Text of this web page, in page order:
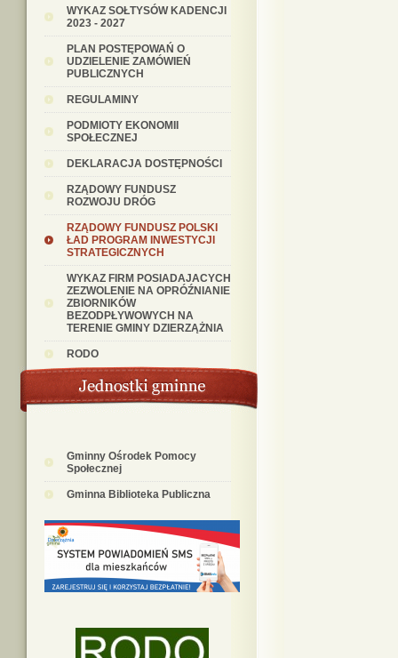
WYKAZ SOŁTYSÓW KADENCJI
2023 - 2027
PLAN POSTĘPOWAŃ O
UDZIELENIE ZAMÓWIEŃ
PUBLICZNYCH
REGULAMINY
PODMIOTY EKONOMII
SPOŁECZNEJ
DEKLARACJA DOSTĘPNOŚCI
RZĄDOWY FUNDUSZ
ROZWOJU DRÓG
RZĄDOWY FUNDUSZ POLSKI
ŁAD PROGRAM INWESTYCJI
STRATEGICZNYCH
WYKAZ FIRM POSIADAJACYCH
ZEZWOLENIE NA OPRÓŹNIANIE
ZBIORNIKÓW
BEZODPŁYWOWYCH NA
TERENIE GMINY DZIERZĄŻNIA
RODO
Gminny Ośrodek Pomocy
Społecznej
Gminna Biblioteka Publiczna